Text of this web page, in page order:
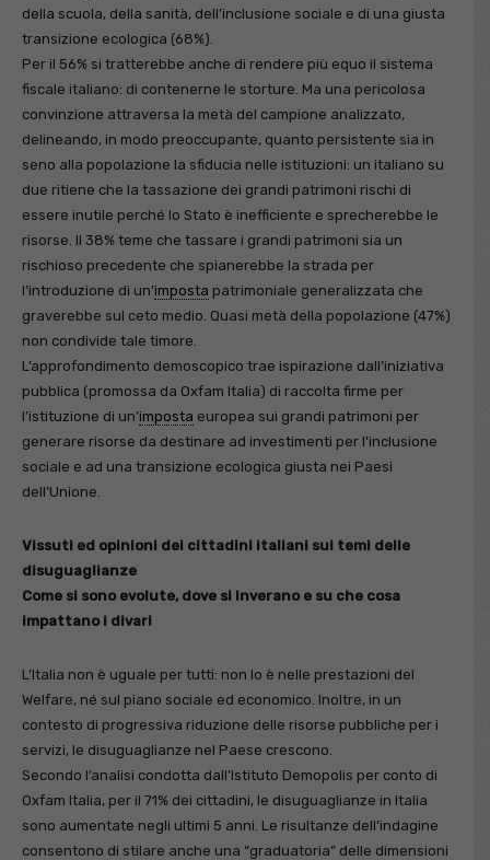
della scuola, della sanità, dell’inclusione sociale e di una giusta
transizione ecologica (68%).
Per il 56% si tratterebbe anche di rendere più equo il sistema
fiscale italiano: di contenerne le storture. Ma una pericolosa
convinzione attraversa la metà del campione analizzato,
delineando, in modo preoccupante, quanto persistente sia in
seno alla popolazione la sfiducia nelle istituzioni: un italiano su
due ritiene che la tassazione dei grandi patrimoni rischi di
essere inutile perché lo Stato è inefficiente e sprecherebbe le
risorse. Il 38% teme che tassare i grandi patrimoni sia un
rischioso precedente che spianerebbe la strada per
l’introduzione di un’imposta patrimoniale generalizzata che
graverebbe sul ceto medio. Quasi metà della popolazione (47%)
non condivide tale timore.
L’approfondimento demoscopico trae ispirazione dall’iniziativa
pubblica (promossa da Oxfam Italia) di raccolta firme per
l’istituzione di un’imposta europea sui grandi patrimoni per
generare risorse da destinare ad investimenti per l’inclusione
sociale e ad una transizione ecologica giusta nei Paesi
dell’Unione.
Vissuti ed opinioni dei cittadini italiani sui temi delle
disuguaglianze
Come si sono evolute, dove si inverano e su che cosa
impattano i divari
L’Italia non è uguale per tutti: non lo è nelle prestazioni del
Welfare, né sul piano sociale ed economico. Inoltre, in un
contesto di progressiva riduzione delle risorse pubbliche per i
servizi, le disuguaglianze nel Paese crescono.
Secondo l’analisi condotta dall’Istituto Demopolis per conto di
Oxfam Italia, per il 71% dei cittadini, le disuguaglianze in Italia
sono aumentate negli ultimi 5 anni. Le risultanze dell’indagine
consentono di stilare anche una “graduatoria” delle dimensioni